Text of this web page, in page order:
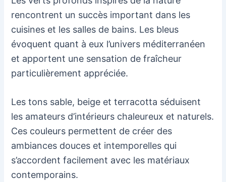
rencontrent un succès important dans les
cuisines et les salles de bains. Les bleus
évoquent quant à eux l’univers méditerranéen
et apportent une sensation de fraîcheur
particulièrement appréciée.
Les tons sable, beige et terracotta séduisent
les amateurs d’intérieurs chaleureux et naturels.
Ces couleurs permettent de créer des
ambiances douces et intemporelles qui
s’accordent facilement avec les matériaux
contemporains.